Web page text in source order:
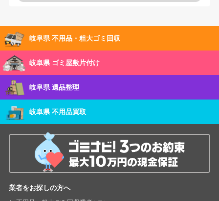
岐阜県 不用品・粗大ゴミ回収
岐阜県 ゴミ屋敷片付け
岐阜県 遺品整理
岐阜県 不用品買取
業者をお探しの方へ